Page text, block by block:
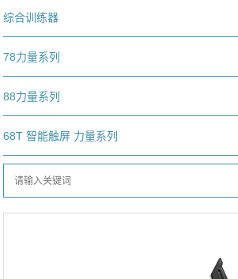
综合训练器
78力量系列
88力量系列
68T 智能触屏 力量系列